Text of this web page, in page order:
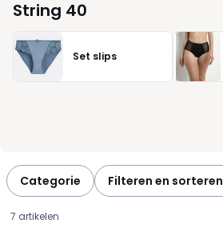
String 40
Set slips
Categorie Filteren en sorteren
7 artikelen